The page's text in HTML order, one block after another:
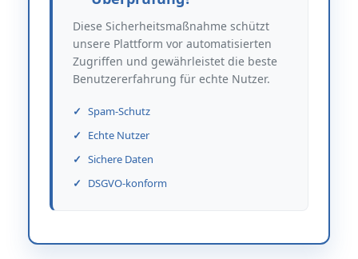
Diese Sicherheitsmaßnahme schützt
unsere Plattform vor automatisierten
Zugriffen und gewährleistet die beste
Benutzererfahrung für echte Nutzer.
Spam-Schutz
Echte Nutzer
Sichere Daten
DSGVO-konform